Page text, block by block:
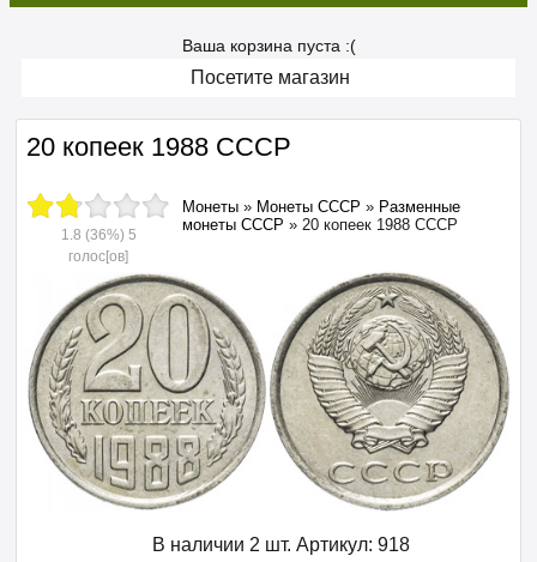
Ваша корзина пуста :(
Посетите магазин
20 копеек 1988 СССР
1.8 (36%) 5
голос[ов]
Монеты » Монеты СССР » Разменные
монеты СССР » 20 копеек 1988 СССР
В наличии 2 шт. Артикул: 918